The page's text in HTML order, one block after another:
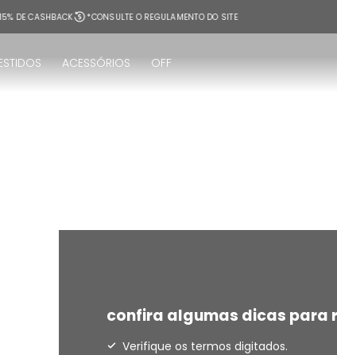
15% DE CASHBACK *CONSULTE O REGULAMENTO DO SITE
ACESSÓRIOS OFF
confira algumas dicas para
Verifique os termos digitados.